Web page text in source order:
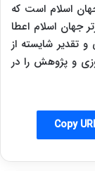
اسلام است که
جهان اسلام اعطا
شایسته از
و پژوهش را در
Copy